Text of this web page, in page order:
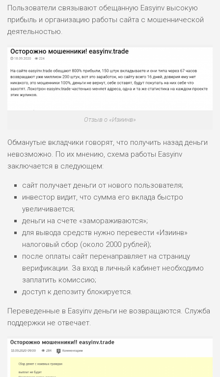
РИСКИ: НИЗКИЕ
ОБЗОР
РИСКИ: СРЕДНИЕ
ДОХОД: ВЫСОКИЙ
ВСЕМ
РИСКИ: НИЗКИЕ
ДОХОД: НИЗКИЙ
РИСКИ: НИЗКИЕ
ДОХОД: СРЕДНИЙ
БЮДЖЕТ: НИЗКИЙ
ОБЗОР
Пользователи связывают обещанную Easyinv высокую
прибыль и организацию работы сайта с мошеннической
деятельностью.
Отзыв о «Изиинв»
Обманутые вкладчики говорят, что получить назад деньги
невозможно. По их мнению, схема работы Easyinv
заключается в следующем:
сайт получает деньги от нового пользователя;
инвестор видит, что сумма его вклада быстро
увеличивается;
деньги на счете «замораживаются»;
для вывода средств нужно перевести «Изиинв»
налоговый сбор (около 2000 рублей);
после оплаты сайт перенаправляет на страницу
верификации. За вход в личный кабинет необходимо
заплатить комиссию;
доступ к депозиту блокируется.
Переведенные в Easyinv деньги не возвращаются. Служба
поддержки не отвечает.